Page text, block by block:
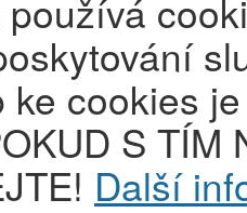
cookies
S TÍM
Další